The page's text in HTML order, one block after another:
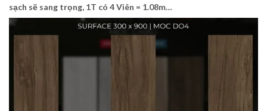
sạch sẽ sang trọng, 1T có 4 Viên = 1.08m…